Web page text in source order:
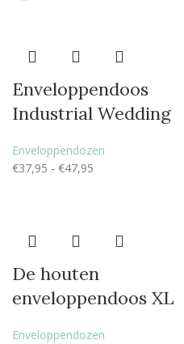
Enveloppendoos
Industrial Wedding
Enveloppendozen
€37,95 - €47,95
De houten
enveloppendoos XL
Enveloppendozen